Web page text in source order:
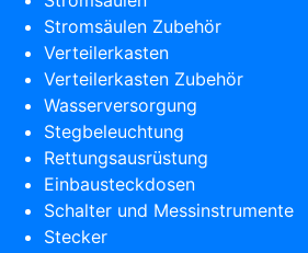
Stromsäulen Zubehör
Verteilerkasten
Verteilerkasten Zubehör
Wasserversorgung
Stegbeleuchtung
Rettungsausrüstung
Einbausteckdosen
Schalter und Messinstrumente
Stecker